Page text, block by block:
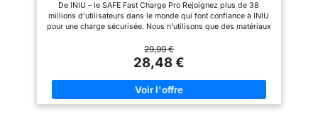
tablettes, écouteurs et
équipements gaming. Une
autonomie durable et protégée
jusqu’à 2 charges d’iPhone, 1,2
d’Apple Watch ou 12 charges
d’AirPods Pro. SmartProtect à 18
niveaux aide à contrôler la
De INIU – le SAFE Fast Charge Pro Rejoignez plus de 38
millions d’utilisateurs dans le monde qui font confiance à INIU
pour une charge sécurisée. Nous n’utilisons que des matériaux
offrir une garantie INIU Care de 3 ans, leader du secteur. New-
Gen Petit 20.000mAh Grâce à la batterie TinyCell à haute
densité, cette power bank ultra-compacte franchit les limites
de taille. Profitez d’une grande capacité sans l’encombrement,
idéale pour l’emporter partout. Charge rapide 45W pour iPhone
16 et Samsung S25 Avec une sortie allant jusqu’à 45W, cette
29,99 €
28,48 €